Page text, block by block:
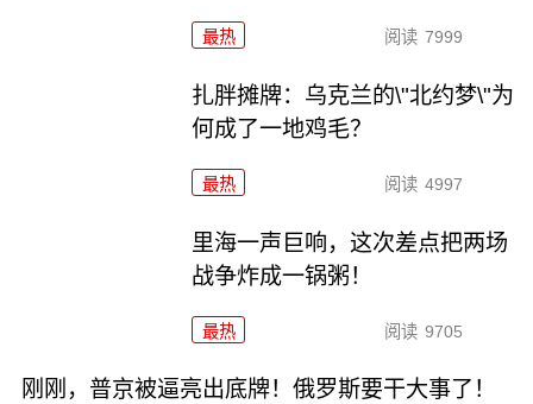
最热 阅读 7999
扎胖摊牌：乌克兰的\"北约梦\"为
何成了一地鸡毛？
最热 阅读 4997
里海一声巨响，这次差点把两场
战争炸成一锅粥！
最热 阅读 9705
刚刚，普京被逼亮出底牌！俄罗斯要干大事了！